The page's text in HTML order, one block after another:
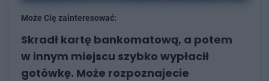
Może Cię zainteresować:
Skradł kartę bankomatową, a potem
w innym miejscu szybko wypłacił
gotówkę. Może rozpoznajecie